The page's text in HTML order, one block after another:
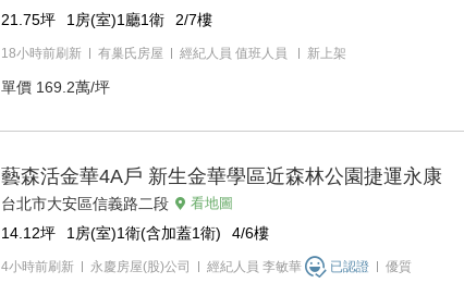
21.75坪 1房(室)1廳1衛 2/7樓
18小時前刷新 有巢氏房屋 經紀人員 值班人員 新上架
單價 169.2萬/坪
藝森活金華4A戶 新生金華學區近森林公園捷運永康
台北市大安區信義路二段 看地圖
14.12坪 1房(室)1衛(含加蓋1衛) 4/6樓
4小時前刷新 永慶房屋(股)公司 經紀人員 李敏華 已認證 優質